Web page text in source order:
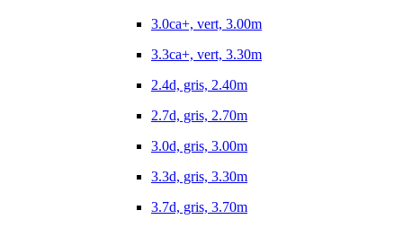
3.0ca+, vert, 3.00m
3.3ca+, vert, 3.30m
2.4d, gris, 2.40m
2.7d, gris, 2.70m
3.0d, gris, 3.00m
3.3d, gris, 3.30m
3.7d, gris, 3.70m